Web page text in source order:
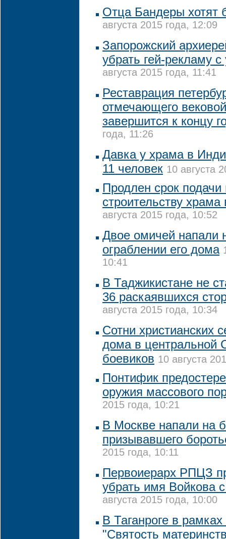
Отца Бандеры хотят
августа 2015 года, 12:09
Запорожский
убрать гей-рекламу с
августа 2015 года, 11:41
Реставрация
отмечающего
завершится к концу
года, 11:26
Давка у храма в
11 человек 10 августа
Продлен срок
строительству
августа 2015 года, 10:52
Двое омичей напали
ограблении его дома
10:41
В Таджикистане не
36 раскаявшихся
августа 2015 года, 10:34
Сотни христианских
дома в центральной
боевиков 10 августа
Понтифик
оружия массового
2015 года, 10:21
В Москве напали на
призывавшего
2015 года, 10:11
Первоиерарх РПЦЗ
убрать имя Войкова
августа 2015 года, 10:00
В Таганроге в
"Святость